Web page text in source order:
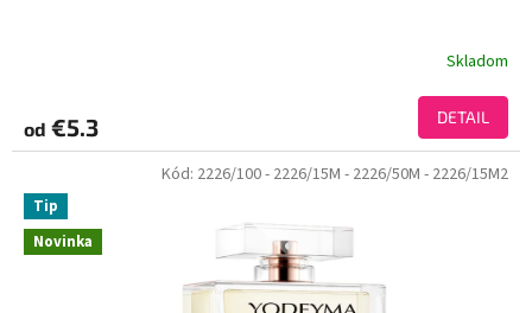
Skladom
od €5.3 DETAIL
Novinka
Tip
Kód: 2226/100- 2226/15M - 2226/50M - 2226/15M2